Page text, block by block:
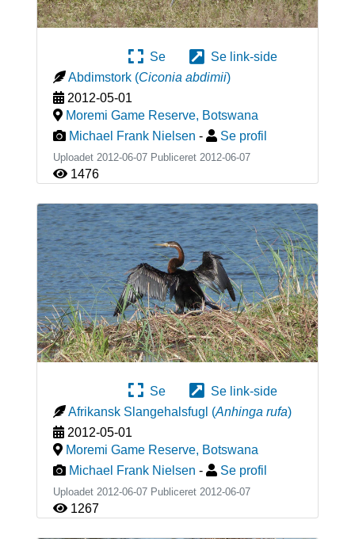
Se
Se link-side
Abdimstork (Ciconia abdimii)
2012-05-01
Moremi Game Reserve, Botswana
Michael Frank Nielsen - Se profil
Uploadet 2012-06-07 Publiceret 2012-06-07
1476
Se
Se link-side
Afrikansk Slangehalsfugl (Anhinga rufa)
2012-05-01
Moremi Game Reserve, Botswana
Michael Frank Nielsen - Se profil
Uploadet 2012-06-07 Publiceret 2012-06-07
1267